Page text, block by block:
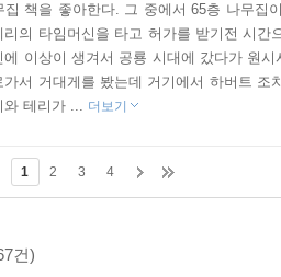
집 책을 좋아한다. 그 중에서 65층 나무집
리의 타임머신을 타고 허가를 받기전 시
에 이상이 생겨서 공룡 시대에 갔다가 원
가서 거대게를 봤는데 거기에서 하버트
와 테리가 ... 더보기
1 2 3 4
건)